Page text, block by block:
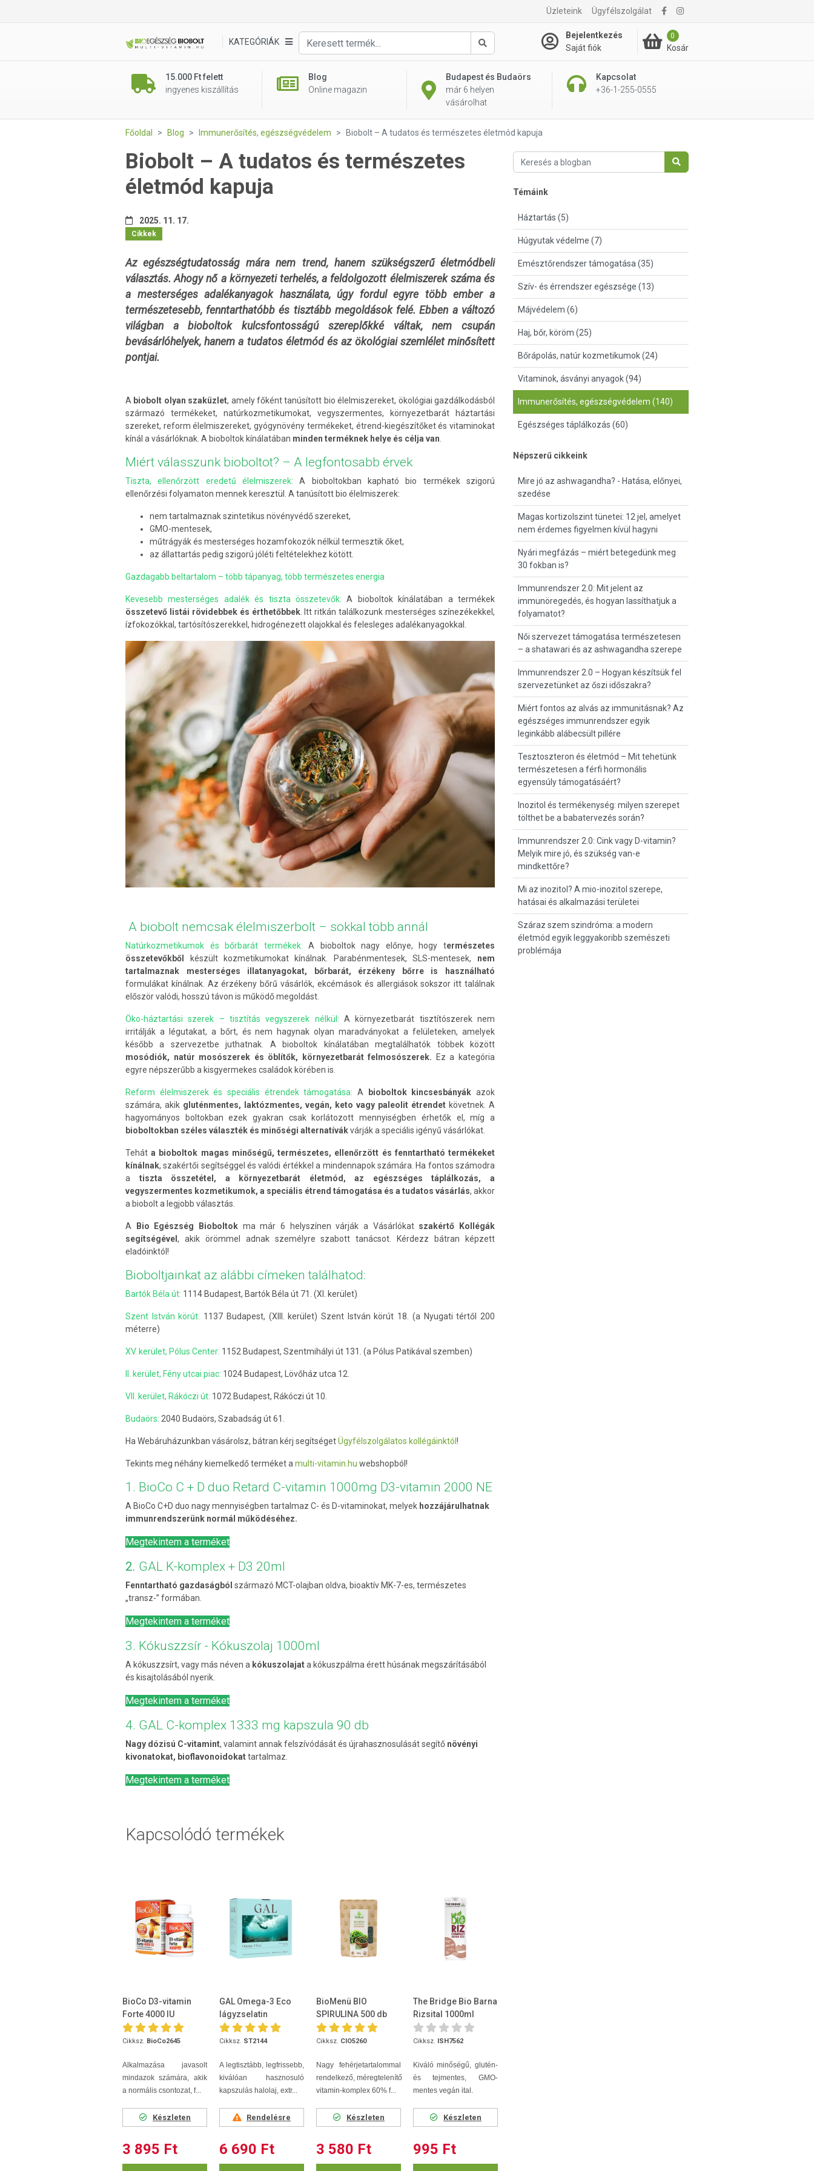
Üzleteink Ügyfélszolgálat
KATEGÓRIÁK
Keresés
Bejelentkezés
Saját fiók
0
Kosár
15.000 Ft felett
ingyenes kiszállítás
Blog
Online magazin
Budapest és Budaörs
már 6 helyen
vásárolhat
Kapcsolat
+36-1-255-0555
Főoldal Blog Immunerősítés, egészségvédelem Biobolt – A tudatos és természetes életmód kapuja
Biobolt – A tudatos és természetes
életmód kapuja
2025. 11. 17.
Cikkek
Az egészségtudatosság mára nem trend, hanem szükségszerű életmódbeli
választás. Ahogy nő a környezeti terhelés, a feldolgozott élelmiszerek száma és
a mesterséges adalékanyagok használata, úgy fordul egyre több ember a
természetesebb, fenntarthatóbb és tisztább megoldások felé. Ebben a változó
világban a bioboltok kulcsfontosságú szereplőkké váltak, nem csupán
bevásárlóhelyek, hanem a tudatos életmód és az ökológiai szemlélet minősített
pontjai.
A biobolt olyan szaküzlet, amely főként tanúsított bio élelmiszereket, ökológiai gazdálkodásból
származó termékeket, natúrkozmetikumokat, vegyszermentes, környezetbarát háztartási
szereket, reform élelmiszereket, gyógynövény termékeket, étrend-kiegészítőket és vitaminokat
kínál a vásárlóknak. A bioboltok kínálatában minden terméknek helye és célja van
Miért válasszunk bioboltot? – A legfontosabb érvek
Tiszta, ellenőrzött eredetű élelmiszerek:
A bioboltokban kapható bio termékek szigorú
ellenőrzési folyamaton mennek keresztül. A tanúsított bio élelmiszerek:
nem tartalmaznak szintetikus növényvédő szereket,
GMO-mentesek,
műtrágyák és mesterséges hozamfokozók nélkül termesztik őket,
az állattartás pedig szigorú jóléti feltételekhez kötött.
Gazdagabb beltartalom – több tápanyag, több természetes energia
Kevesebb mesterséges adalék és tiszta összetevők: A bioboltok kínálatában a termékek
összetevő listái rövidebbek és érthetőbbek. Itt ritkán találkozunk mesterséges színezékekkel,
ízfokozókkal, tartósítószerekkel, hidrogénezett olajokkal és felesleges adalékanyagokkal.
A biobolt nemcsak élelmiszerbolt – sokkal több annál
Natúrkozmetikumok és bőrbarát termékek:A bioboltok nagy előnye, hogy természetes
összetevőkből
készült kozmetikumokat kínálnak. Parabénmentesek, SLS-mentesek, nem
tartalmaznak mesterséges illatanyagokat, bőrbarát, érzékeny bőrre is használható
formulákat kínálnak. Az érzékeny bőrű vásárlók, ekcémások és allergiások sokszor itt találnak
először valódi, hosszú távon is működő megoldást.
Öko-háztartási szerek – tisztítás vegyszerek nélkül: A környezetbarát tisztítószerek nem
irritálják a légutakat, a bőrt, és nem hagynak olyan maradványokat a felületeken, amelyek
később a szervezetbe juthatnak. A bioboltok kínálatában megtalálhatók többek között
mosódiók, natúr mosószerek és öblítők, környezetbarát felmosószerek. Ez a kategória
egyre népszerűbb a kisgyermekes családok körében is.
Reform élelmiszerek és speciális étrendek támogatása: A bioboltok kincsesbányákazok
számára, akik gluténmentes, laktózmentes, vegán, keto vagy paleolit étrendet követnek. A
hagyományos boltokban ezek gyakran csak korlátozott mennyiségben érhetők el, míg a
bioboltokban széles választék és minőségi alternatívákvárják a speciális igényű vásárlókat.
Teháta bioboltok magas minőségű, természetes, ellenőrzött és fenntartható termékeket
kínálnak, szakértői segítséggel és valódi értékkel a mindennapok számára. Ha fontos számodra
a tiszta összetétel, a környezetbarát életmód, az egészséges táplálkozás, a
vegyszermentes kozmetikumok, a speciális étrend támogatása és a tudatos vásárlás, akkor
a biobolt a legjobb választás.
A Bio Egészség Bioboltok ma már 6 helyszínen várják a Vásárlókat szakértő Kollégák
segítségével , akik örömmel adnak személyre szabott tanácsot. Kérdezz bátran képzett
eladóinktól!
Bioboltjainkat az alábbi címeken találhatod:
Bartók Béla út: 1114 Budapest, Bartók Béla út 71. (XI. kerület)
Szent István körút: 1137 Budapest, (XIII. kerület) Szent István körút 18. (a Nyugati tértől 200
méterre)
XV. kerület, Pólus Center: 1152 Budapest, Szentmihályi út 131. (a Pólus Patikával szemben)
II. kerület, Fény utcai piac: 1024 Budapest, Lövőház utca 12.
VII. kerület, Rákóczi út: 1072 Budapest, Rákóczi út 10.
Budaörs: 2040 Budaörs, Szabadság út 61.
Ha Webáruházunkban vásárolsz, bátran kérj segítségetÜgyfélszolgálatos kollégáinktól !
Tekints meg néhány kiemelkedő terméket a multi-vitamin.hu webshopból!
1. BioCo C + D duo Retard C-vitamin 1000mg D3-vitamin 2000 NE
A BioCo C+D duo nagy mennyiségben tartalmaz C- és D-vitaminokat, melyek hozzájárulhatnak
immunrendszerünk normál működéséhez.
Megtekintem a terméket
2. GAL K-komplex + D3 20ml
Fenntartható gazdaságból származó MCT-olajban oldva, bioaktív MK-7-es, természetes
„transz-” formában.
Megtekintem a terméket
3. Kókuszzsír - Kókuszolaj 1000ml
A kókuszzsírt, vagy más néven a kókuszolajata kókuszpálma érett húsának megszárításából
és kisajtolásából nyerik.
Megtekintem a terméket
4. GAL C-komplex 1333 mg kapszula 90 db
Nagy dózisú C-vitamint, valamint annak felszívódását és újrahasznosulását segítő növényi
kivonatokat, bioflavonoidokattartalmaz.
Megtekintem a terméket
Kapcsolódó termékek
BioCo D3-vitamin
Forte 4000 IU
Megapack 100db
Cikksz. BioCo2645
Alkalmazása javasolt
mindazok számára, akik
a normális csontozat, f...
Készleten
3 895 Ft
GAL Omega-3 Eco
lágyzselatin
kapszula 60 db
Cikksz. ST2144
A legtisztább, legfrissebb,
kiválóan hasznosuló
kapszulás halolaj, extr...
Rendelésre
6 690 Ft
BioMenü BIO
SPIRULINA 500 db
tabletta 250 g
Cikksz. CIO5260
Nagy fehérjetartalommal
rendelkező, méregtelenítő
vitamin-komplex 60% f...
Készleten
3 580 Ft
The Bridge Bio Barna
Rizsital 1000ml
Cikksz. ISH7562
Kiváló minőségű, glutén-
és tejmentes, GMO-
mentes vegán ital.
Készleten
995 Ft
Témáink
Háztartás (5)
Húgyutak védelme (7)
Emésztőrendszer támogatása (35)
Szív- és érrendszer egészsége (13)
Májvédelem (6)
Haj, bőr, köröm (25)
Bőrápolás, natúr kozmetikumok (24)
Vitaminok, ásványi anyagok (94)
Immunerősítés, egészségvédelem (140)
Egészséges táplálkozás (60)
Népszerű cikkeink
Mire jó az ashwagandha? - Hatása, előnyei,
szedése
Magas kortizolszint tünetei: 12 jel, amelyet
nem érdemes figyelmen kívül hagyni
Nyári megfázás – miért betegedünk meg
30 fokban is?
Immunrendszer 2.0: Mit jelent az
immunöregedés, és hogyan lassíthatjuk a
folyamatot?
Női szervezet támogatása természetesen
– a shatawari és az ashwagandha szerepe
Immunrendszer 2.0 – Hogyan készítsük fel
szervezetünket az őszi időszakra?
Miért fontos az alvás az immunitásnak? Az
egészséges immunrendszer egyik
leginkább alábecsült pillére
Tesztoszteron és életmód – Mit tehetünk
természetesen a férfi hormonális
egyensúly támogatásáért?
Inozitol és termékenység: milyen szerepet
tölthet be a babatervezés során?
Immunrendszer 2.0: Cink vagy D-vitamin?
Melyik mire jó, és szükség van-e
mindkettőre?
Mi az inozitol? A mio-inozitol szerepe,
hatásai és alkalmazási területei
Száraz szem szindróma: a modern
életmód egyik leggyakoribb szemészeti
problémája